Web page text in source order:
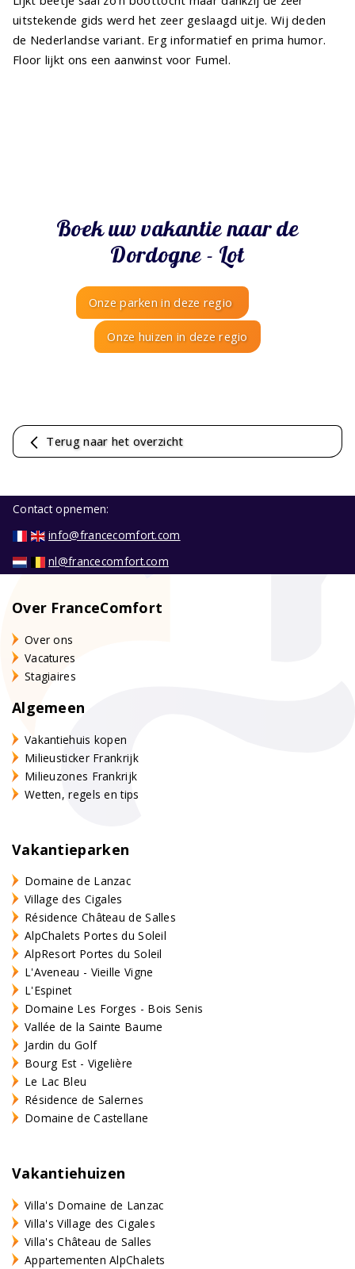
uitstekende gids werd het zeer geslaagd uitje. Wij deden
de Nederlandse variant. Erg informatief en prima humor.
Floor lijkt ons een aanwinst voor Fumel.
Boek uw vakantie naar de
Dordogne - Lot
Onze parken in deze regio
Onze huizen in deze regio
Terug naar het overzicht
Contact opnemen:
info@francecomfort.com
nl@francecomfort.com
Over FranceComfort
Over ons
Vacatures
Stagiaires
Algemeen
Vakantiehuis kopen
Milieusticker Frankrijk
Milieuzones Frankrijk
Wetten, regels en tips
Vakantieparken
Domaine de Lanzac
Village des Cigales
Résidence Château de Salles
AlpChalets Portes du Soleil
AlpResort Portes du Soleil
L'Aveneau - Vieille Vigne
L'Espinet
Domaine Les Forges - Bois Senis
Vallée de la Sainte Baume
Jardin du Golf
Bourg Est - Vigelière
Le Lac Bleu
Résidence de Salernes
Domaine de Castellane
Vakantiehuizen
Villa's Domaine de Lanzac
Villa's Village des Cigales
Villa's Château de Salles
Appartementen AlpChalets